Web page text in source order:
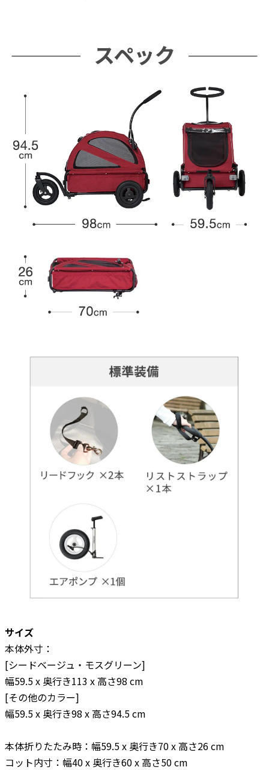
サイズ
本体外寸：
[シードベージュ・モスグリーン]
幅59.5 x 奥行き113 x 高さ98 cm
[その他のカラー]
幅59.5 x 奥行き98 x 高さ94.5 cm
本体折りたたみ時：幅59.5 x 奥行き70 x 高さ26 cm
コット内寸：幅40 x 奥行き60 x 高さ50 cm